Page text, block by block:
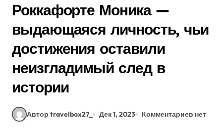
Роккафорте Моника —
выдающаяся личность, чьи
достижения оставили
неизгладимый след в
истории
Автор travelbox27_ Дек 1, 2023 Комментариев нет